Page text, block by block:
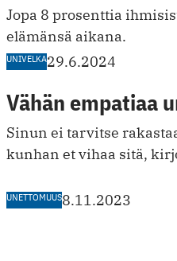
Jopa 8 prosenttia
elämänsä aikana.
UNIVELKA29.6.2024
Vähän empatiaa
Sinun ei tarvitse
kunhan et vihaa sitä,
UNETTOMUUS8.11.2023